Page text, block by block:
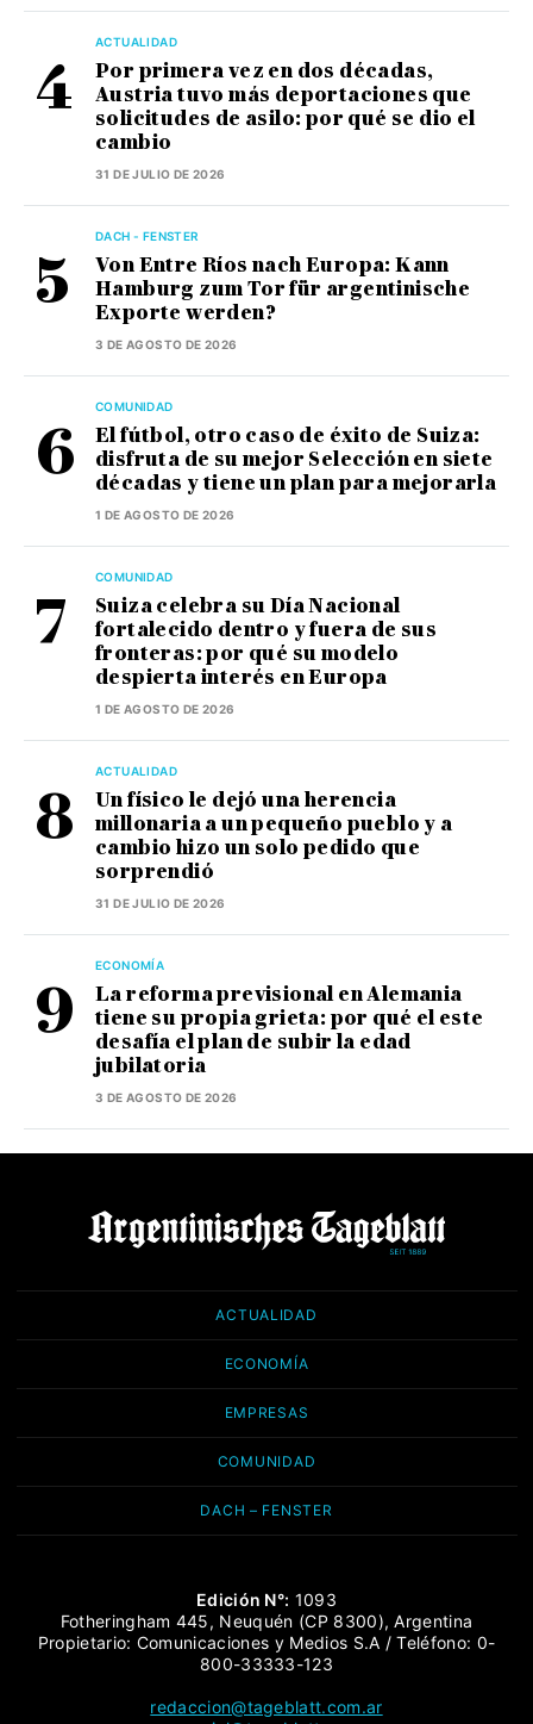
ACTUALIDAD
Por primera vez en dos décadas,
Austria tuvo más deportaciones que
solicitudes de asilo: por qué se dio el
cambio
31 DE JULIO DE 2026
DACH - FENSTER
Von Entre Ríos nach Europa: Kann
Hamburg zum Tor für argentinische
Exporte werden?
3 DE AGOSTO DE 2026
COMUNIDAD
El fútbol, otro caso de éxito de Suiza:
disfruta de su mejor Selección en siete
décadas y tiene un plan para mejorarla
1 DE AGOSTO DE 2026
COMUNIDAD
Suiza celebra su Día Nacional
fortalecido dentro y fuera de sus
fronteras: por qué su modelo
despierta interés en Europa
1 DE AGOSTO DE 2026
ACTUALIDAD
Un físico le dejó una herencia
millonaria a un pequeño pueblo y a
cambio hizo un solo pedido que
sorprendió
31 DE JULIO DE 2026
ECONOMÍA
La reforma previsional en Alemania
tiene su propia grieta: por qué el este
desafía el plan de subir la edad
jubilatoria
3 DE AGOSTO DE 2026
ACTUALIDAD
ECONOMÍA
EMPRESAS
COMUNIDAD
DACH – FENSTER
Edición N°: 1093
Fotheringham 445, Neuquén (CP 8300), Argentina
Propietario: Comunicaciones y Medios S.A / Teléfono: 0-
800-33333-123
redaccion@tageblatt.com.ar